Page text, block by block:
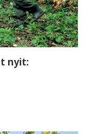
nyit: